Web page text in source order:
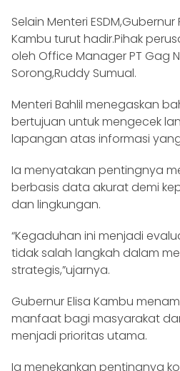
Selain Menteri
Kambu turut hadir.Pihak
oleh Office Manager PT Gag
Sorong,Ruddy Sumual.
Menteri Bahlil menegaskan
bertujuan untuk mengecek
lapangan atas informasi
Ia menyatakan pentingnya
berbasis data akurat demi
dan lingkungan.
“Kegaduhan ini menjadi
tidak salah langkah dalam
strategis,”ujarnya.
Gubernur Elisa Kambu
manfaat bagi masyarakat
menjadi prioritas utama.
Ia menekankan pentingnya